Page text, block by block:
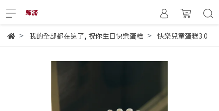
我的全部都在這了, 祝你生日快樂蛋糕 快樂兒童蛋糕3.0